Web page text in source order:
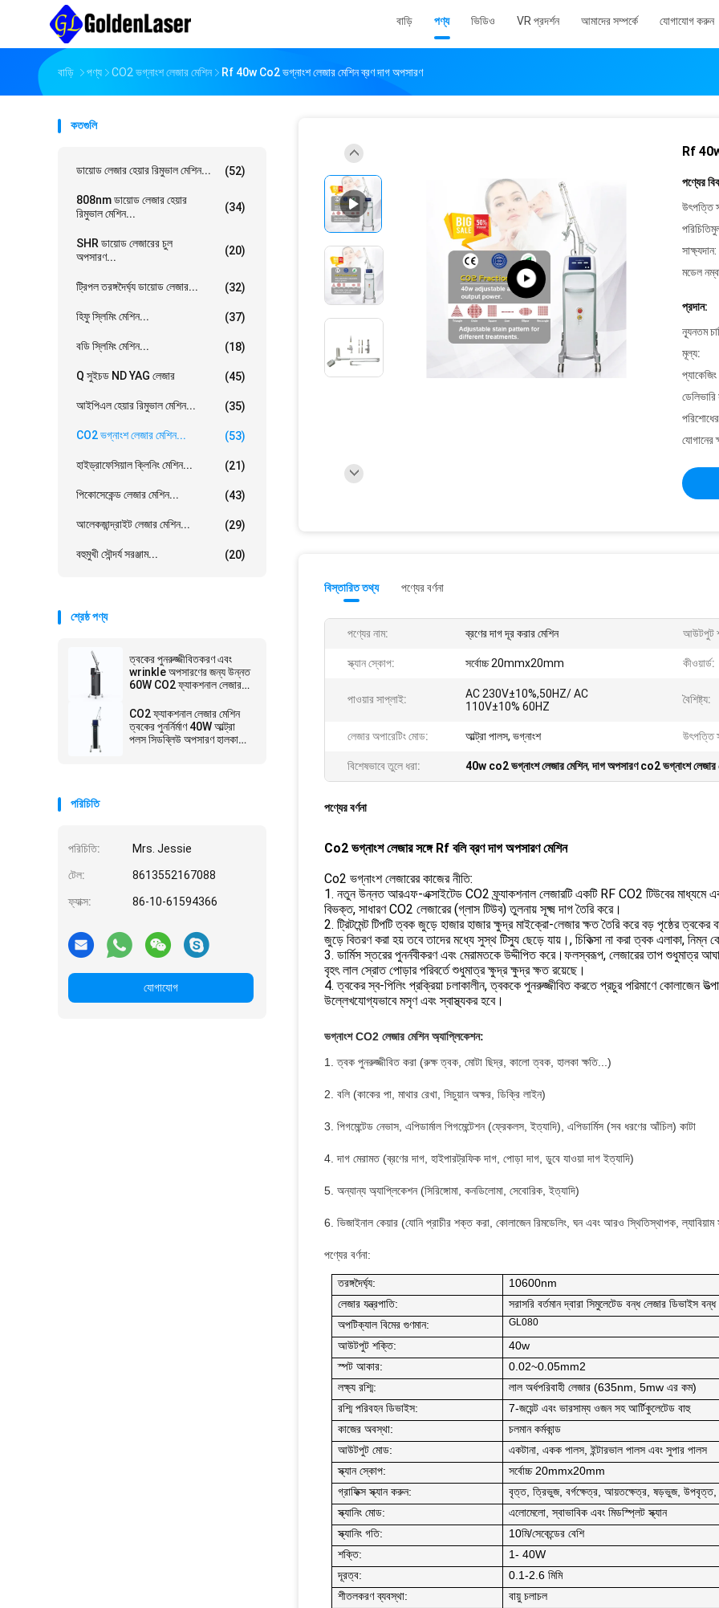
বাড়ি পণ্য ভিডিও VR প্রদর্শন আমাদের সম্পর্কে যোগাযোগ করুন
বাড়ি পণ্য CO2 ভগ্নাংশ লেজার মেশিন Rf 40w Co2 ভগ্নাংশ লেজার মেশিন ব্রণ দাগ অপসারণ
কতগুলি
ডায়োড লেজার হেয়ার রিমুভাল মেশিন... (52)
808nm ডায়োড লেজার হেয়ার
রিমুভাল মেশিন...
(34)
SHR ডায়োড লেজারের চুল
অপসারণ...
(20)
ট্রিপল তরঙ্গদৈর্ঘ্য ডায়োড লেজার... (32)
হিফু স্লিমিং মেশিন... (37)
বডি স্লিমিং মেশিন... (18)
Q সুইচড ND YAG লেজার (45)
আইপিএল হেয়ার রিমুভাল মেশিন... (35)
CO2 ভগ্নাংশ লেজার মেশিন... (53)
হাইড্রাফেসিয়াল ক্লিনিং মেশিন... (21)
পিকোসেকেন্ড লেজার মেশিন... (43)
আলেকজান্দ্রাইট লেজার মেশিন... (29)
বহুমুখী সৌন্দর্য সরঞ্জাম... (20)
শ্রেষ্ঠ পণ্য
ত্বকের পুনরুজ্জীবিতকরণ এবং
wrinkle অপসারণের জন্য উন্নত
60W CO2 ফ্যাকশনাল লেজার
CO2 ফ্যাকশনাল লেজার মেশিন
ত্বকের পুনর্নির্মাণ 40W আল্ট্রা
পলস সিডব্লিউ অপসারণ হালকা
পরিচিতি
পরিচিতি: Mrs. Jessie
টেল: 8613552167088
ফ্যাক্স: 86-10-61594366
যোগাযোগ
Rf 40w
পণ্যের
উৎপত্তি
সাক্ষ্যদান:
মডেল
প্রদান:
ন্যূনতম
মূল্য:
যোগানের
বিস্তারিত তথ্য পণ্যের বর্ণনা
পণ্যের নাম: ব্রণের দাগ দূর করার মেশিন আউটপুট
স্ক্যান স্কোপ: সর্বোচ্চ 20mmx20mm কীওয়ার্ড:
পাওয়ার সাপ্লাই:
AC 230V±10%,50HZ/ AC
110V±10% 60HZ
বৈশিষ্ট্য:
লেজার অপারেটিং মোড: আল্ট্রা পালস, ভগ্নাংশ উৎপত্তি
বিশেষভাবে তুলে ধরা: 40w co2 ভগ্নাংশ লেজার মেশিন,দাগ অপসারণ co2 ভগ্নাংশ লেজার
পণ্যের বর্ণনা
Co2 ভগ্নাংশ লেজার সঙ্গে Rf বলি ব্রণ দাগ অপসারণ মেশিন
Co2 ভগ্নাংশ লেজারের কাজের নীতি:
1. নতুন উন্নত আরএফ-এক্সাইটেড CO2 ফ্র্যাকশনাল লেজারটি একটি RF CO2 টিউবের মাধ্যমে
বিভক্ত, সাধারণ CO2 লেজারের (গ্লাস টিউব) তুলনায় সূক্ষ্ম দাগ তৈরি করে।
2. ট্রিটমেন্ট টিপটি ত্বক জুড়ে হাজার হাজার ক্ষুদ্র মাইক্রো-লেজার ক্ষত তৈরি করে বড় পৃষ্ঠের ত্বকের
জুড়ে বিতরণ করা হয় তবে তাদের মধ্যে সুস্থ টিস্যু ছেড়ে যায়।, চিকিত্সা না করা ত্বক এলাকা,
3. ডার্মিস স্তরের পুনর্নবীকরণ এবং মেরামতকে উদ্দীপিত করে।ফলস্বরূপ, লেজারের তাপ শুধুমাত্র
বৃহৎ লাল স্রোত পোড়ার পরিবর্তে শুধুমাত্র ক্ষুদ্র ক্ষুদ্র ক্ষত রয়েছে।
4. ত্বকের স্ব-পিলিং প্রক্রিয়া চলাকালীন, ত্বককে পুনরুজ্জীবিত করতে প্রচুর পরিমাণে কোলাজেন
উল্লেখযোগ্যভাবে মসৃণ এবং স্বাস্থ্যকর হবে।
ভগ্নাংশ CO2 লেজার মেশিন অ্যাপ্লিকেশন:
1. ত্বক পুনরুজ্জীবিত করা (রুক্ষ ত্বক, মোটা ছিদ্র, কালো ত্বক, হালকা ক্ষতি...)
2. বলি (কাকের পা, মাথার রেখা, সিচুয়ান অক্ষর, ডিক্রি লাইন)
3. পিগমেন্টেড নেভাস, এপিডার্মাল পিগমেন্টেশন (ফ্রেকলস, ইত্যাদি), এপিডার্মিস (সব ধরণের আঁচিল) কাটা
4. দাগ মেরামত (ব্রণের দাগ, হাইপারট্রফিক দাগ, পোড়া দাগ, ডুবে যাওয়া দাগ ইত্যাদি)
5. অন্যান্য অ্যাপ্লিকেশন (সিরিঙ্গোমা, কনডিলোমা, সেবোরিক, ইত্যাদি)
6. ভিজাইনাল কেয়ার (যোনি প্রাচীর শক্ত করা, কোলাজেন রিমডেলিং, ঘন এবং আরও স্থিতিস্থাপক, ল্যাবিয়াম
পণ্যের বর্ণনা:
তরঙ্গদৈর্ঘ্য:
10600nm
লেজার যন্ত্রপাতি:
সরাসরি বর্তমান দ্বারা সিমুলেটেড বন্ধ লেজার ডিভাইস বন্ধ
অপটিক্যাল বিমের গুণমান:
GL080
আউটপুট শক্তি:
40w
স্পট আকার:
0.02~0.05mm2
লক্ষ্য রশ্মি:
লাল অর্ধপরিবাহী লেজার (635nm, 5mw এর কম)
রশ্মি পরিবহন ডিভাইস:
7-জয়েন্ট এবং ভারসাম্য ওজন সহ আর্টিকুলেটেড বাহু
কাজের অবস্থা:
চলমান কর্মকান্ড
আউটপুট মোড:
একটানা, একক পালস, ইন্টারভাল পালস এবং সুপার পালস
স্ক্যান স্কোপ:
সর্বোচ্চ 20mmx20mm
গ্রাফিক্স স্ক্যান করুন:
বৃত্ত, ত্রিভুজ, বর্গক্ষেত্র, আয়তক্ষেত্র, ষড়ভুজ, উপবৃত্ত,
স্ক্যানিং মোড:
এলোমেলো, স্বাভাবিক এবং মিডস্প্লিট স্ক্যান
স্ক্যানিং গতি:
10মি/সেকেন্ডের বেশি
শক্তি:
1- 40W
দূরত্ব:
0.1-2.6 মিমি
শীতলকরণ ব্যবস্থা:
বায়ু চলাচল